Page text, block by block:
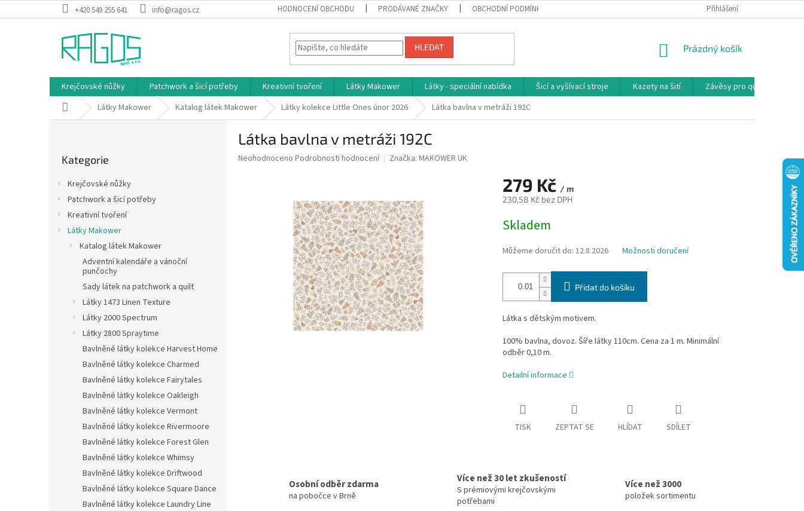
na
+420 549 255 641 info@ragos.cz HODNOCENÍ OBCHODU PRODÁVANÉ ZNAČKY OBCHODNÍ PODMÍNKY REKLAMAČNÍ PODMÍNKY
Přihlášení
HLEDAT
NÁKUPNÍ
Prázdný košík
Krejčovské nůžky Patchwork a šicí potřeby Kreativní tvoření Látky Makower Látky - speciální nabídka Šicí a vyšívací stroje Kazety na šití Závěsy pro quilty
Domů Látky Makower Katalog látek Makower Látky kolekce Little Ones únor 2026 Látka bavlna v metráži 192C
kategorie
Kategorie
Krejčovské nůžky
Patchwork a šicí potřeby
Kreativní tvoření
Látky Makower
Katalog látek Makower
Adventní kalendáře a vánoční
punčochy
Sady látek na patchwork a quilt
Látky 1473 Linen Texture
Látky 2000 Spectrum
Látky 2800 Spraytime
Bavlněné látky kolekce Harvest Home
Bavlněné látky kolekce Charmed
Bavlněné látky kolekce Fairytales
Bavlněné látky kolekce Oakleigh
Bavlněné látky kolekce Vermont
Bavlněné látky kolekce Rivermoore
Bavlněné látky kolekce Forest Glen
Bavlněné látky kolekce Whimsy
Bavlněné látky kolekce Driftwood
Bavlněné látky kolekce Square Dance
Bavlněné látky kolekce Laundry Line
Látka bavlna v metráži 192C
Průměrné
Neohodnoceno Podrobnosti hodnocení Značka: MAKOWER UK
279 Kč / m
230,58 Kč bez DPH
cena:
Skladem
Můžeme doručit do: 12.8.2026 Možnosti doručení
Přidat do košíku
Látka s dětským motivem.
100% bavlna, dovoz. Šíře látky 110cm. Cena za 1 m. Minimální
odběr 0,10 m.
Detailní informace
TISK ZEPTAT SE HLÍDAT SDÍLET
Osobní odběr zdarma
na pobočce v Brně
Více než 30 let zkušeností
S prémiovými krejčovskými
potřebami
Více než 3000
položek sortimentu